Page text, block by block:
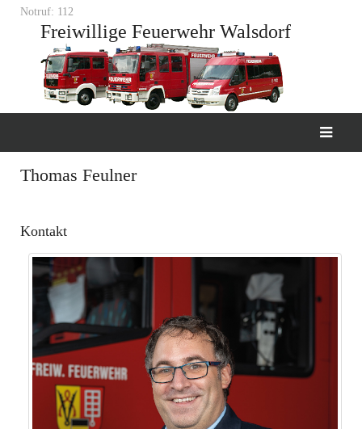
Notruf: 112
Freiwillige Feuerwehr Walsdorf
Thomas Feulner
Kontakt